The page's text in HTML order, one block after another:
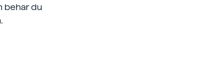
behar du